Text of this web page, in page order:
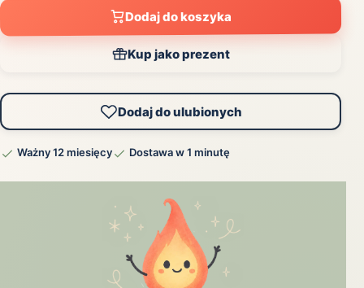
Dodaj do koszyka
Kup jako prezent
Dodaj do ulubionych
Ważny 12 miesięcy Dostawa w 1 minutę